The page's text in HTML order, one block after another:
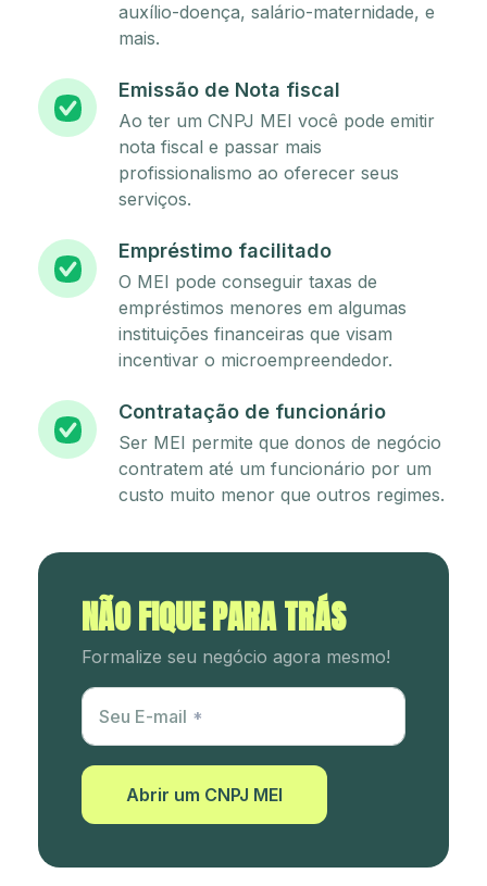
auxílio-doença, salário-maternidade, e
mais.
Emissão de Nota fiscal
Ao ter um CNPJ MEI você pode emitir
nota fiscal e passar mais
profissionalismo ao oferecer seus
serviços.
Empréstimo facilitado
O MEI pode conseguir taxas de
empréstimos menores em algumas
instituições financeiras que visam
incentivar o microempreendedor.
Contratação de funcionário
Ser MEI permite que donos de negócio
contratem até um funcionário por um
custo muito menor que outros regimes.
NÃO FIQUE PARA TRÁS
Formalize seu negócio agora mesmo!
Utm Content
Seu E-mail
Abrir um CNPJ MEI